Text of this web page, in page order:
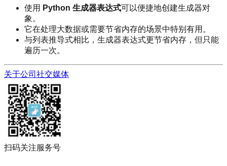
使用 Python 生成器表达式可以便捷地创建生成器对
象。
它在处理大数据或需要节省内存的场景中特别有用。
与列表推导式相比，生成器表达式更节省内存，但只能
遍历一次。
关于公司 社交媒体
扫码关注服务号